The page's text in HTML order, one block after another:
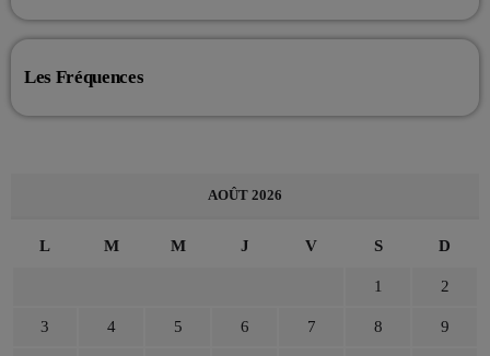
Les Fréquences
AOÛT 2026
L M M J V S D
1 2
3 4 5 6 7 8 9